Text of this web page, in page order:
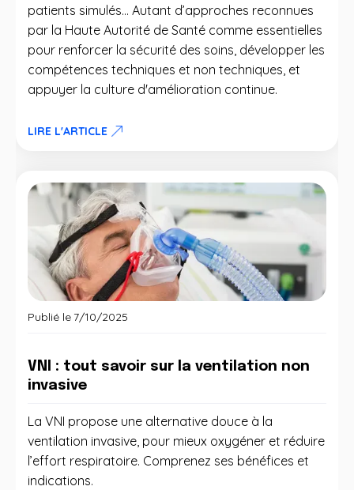
patients simulés… Autant d’approches reconnues
par la Haute Autorité de Santé comme essentielles
pour renforcer la sécurité des soins, développer les
compétences techniques et non techniques, et
appuyer la culture d'amélioration continue.
LIRE L'ARTICLE
Publié le 7/10/2025
VNI : tout savoir sur la ventilation non
invasive
La VNI propose une alternative douce à la
ventilation invasive, pour mieux oxygéner et réduire
l’effort respiratoire. Comprenez ses bénéfices et
indications.